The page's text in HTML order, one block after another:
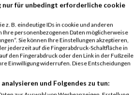
GER 00:22:15
GER
00:22:24
GER
00:26:09
GER
00:26:11
GER
00:22:51
nur für unbedingt erforderliche cookie
B. eindeutige IDs in cookie und anderen
personenbezogenen Daten möglicherweise
Sie können Ihre Einstellungen akzeptieren,
jederzeit auf die Fingerabdruck-Schaltfläche in
den Fingerabdruck oder den Link in der Fußzeile
Einwilligung widerrufen. Diese Entscheidungen
und Folgendes zu tun: